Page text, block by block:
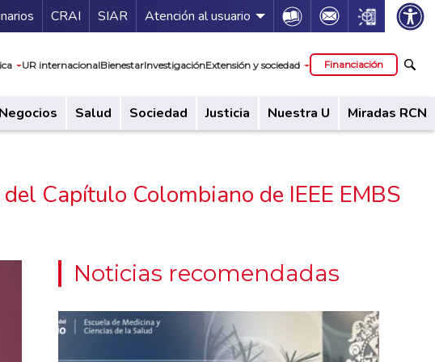
Guía de servicios
CRAI SIAR Atención al usuario Icon Icon Icon
UR internacionalBienestarInvestigaciónExtensión y sociedad Financiación
Negocios Salud Sociedad Justicia Nuestra U Miradas RCN
Capítulo Colombiano de IEEE EMBS
Noticias recomendadas